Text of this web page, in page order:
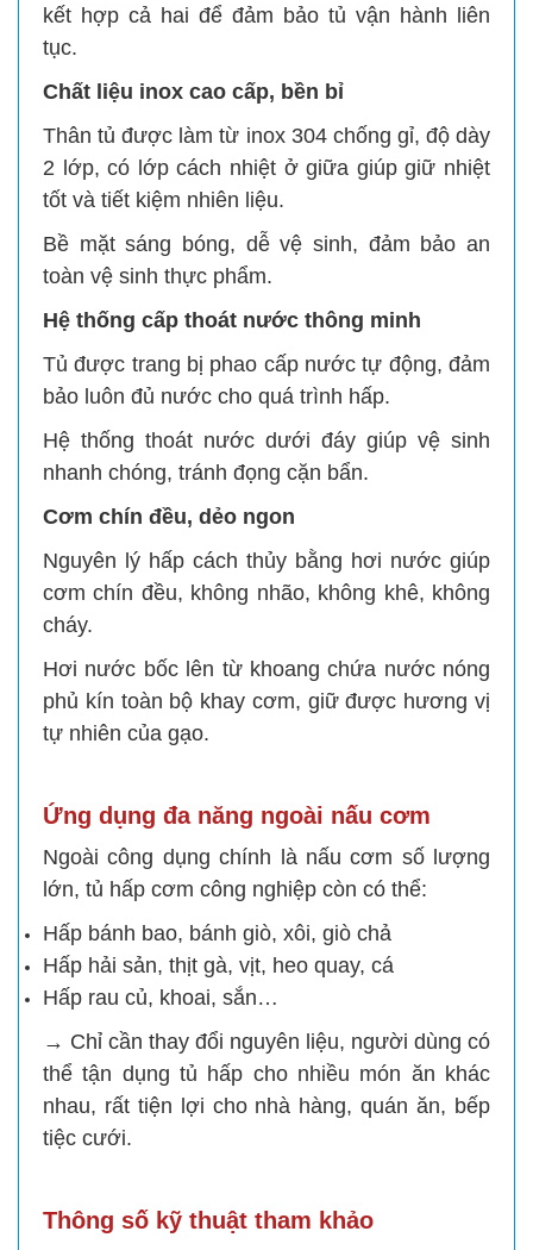
kết hợp cả hai để đảm bảo tủ vận hành liên
tục.
Chất liệu inox cao cấp, bền bỉ
Thân tủ được làm từ inox 304 chống gỉ, độ dày
2 lớp, có lớp cách nhiệt ở giữa giúp giữ nhiệt
tốt và tiết kiệm nhiên liệu.
Bề mặt sáng bóng, dễ vệ sinh, đảm bảo an
toàn vệ sinh thực phẩm.
Hệ thống cấp thoát nước thông minh
Tủ được trang bị phao cấp nước tự động, đảm
bảo luôn đủ nước cho quá trình hấp.
Hệ thống thoát nước dưới đáy giúp vệ sinh
nhanh chóng, tránh đọng cặn bẩn.
Cơm chín đều, dẻo ngon
Nguyên lý hấp cách thủy bằng hơi nước giúp
cơm chín đều, không nhão, không khê, không
cháy.
Hơi nước bốc lên từ khoang chứa nước nóng
phủ kín toàn bộ khay cơm, giữ được hương vị
tự nhiên của gạo.
Ứng dụng đa năng ngoài nấu cơm
Ngoài công dụng chính là nấu cơm số lượng
lớn, tủ hấp cơm công nghiệp còn có thể:
Hấp bánh bao, bánh giò, xôi, giò chả
Hấp hải sản, thịt gà, vịt, heo quay, cá
Hấp rau củ, khoai, sắn…
→ Chỉ cần thay đổi nguyên liệu, người dùng có
thể tận dụng tủ hấp cho nhiều món ăn khác
nhau, rất tiện lợi cho nhà hàng, quán ăn, bếp
tiệc cưới.
Thông số kỹ thuật tham khảo